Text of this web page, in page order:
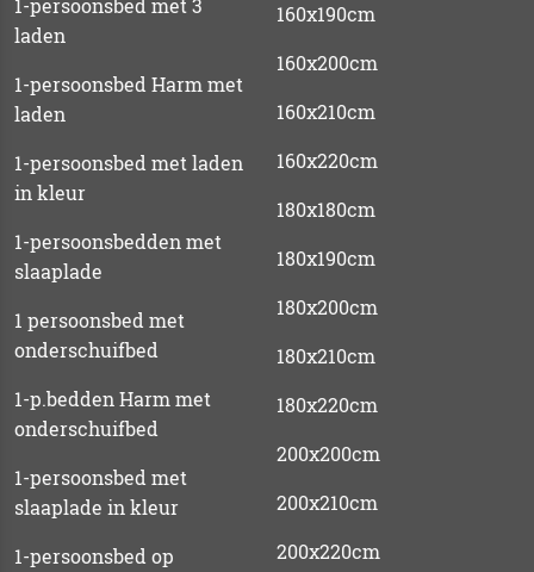
1-persoonsbed met 3
laden
1-persoonsbed Harm met
laden
1-persoonsbed met laden
in kleur
1-persoonsbedden met
slaaplade
1 persoonsbed met
onderschuifbed
1-p.bedden Harm met
onderschuifbed
1-persoonsbed met
slaaplade in kleur
1-persoonsbed op
160x190cm
160x200cm
160x210cm
160x220cm
180x180cm
180x190cm
180x200cm
180x210cm
180x220cm
200x200cm
200x210cm
200x220cm